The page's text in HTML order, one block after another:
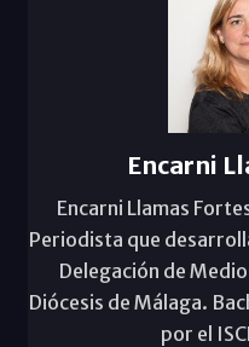
Encarni
Encarni Llamas
Periodista que
Delegación de
Diócesis de Málaga.
por el